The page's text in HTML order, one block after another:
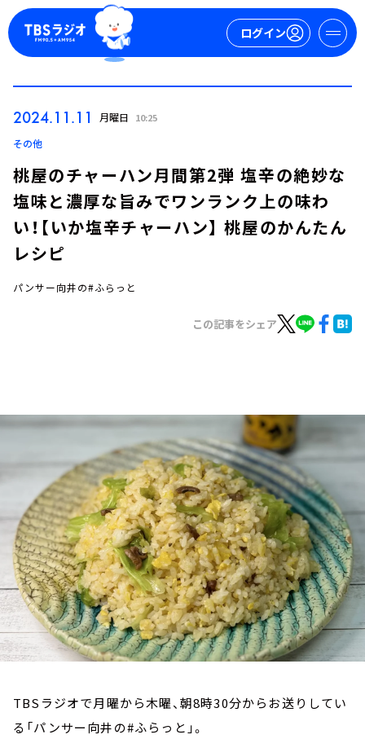
ログイン
今日の番組表
YouTube
会社情報
2024.11.11 月曜日 10:25
その他
桃屋のチャーハン月間第2弾 塩辛の絶妙な
塩味と濃厚な旨みでワンランク上の味わ
い！【いか塩辛チャーハン】 桃屋のかんたん
レシピ
パンサー向井の#ふらっと
この記事をシェア
TBSラジオで月曜から木曜、朝8時30分からお送りしてい
る「パンサー向井の#ふらっと」。